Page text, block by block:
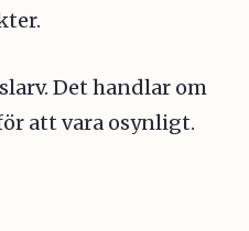
Det handlar om
att vara osynligt.